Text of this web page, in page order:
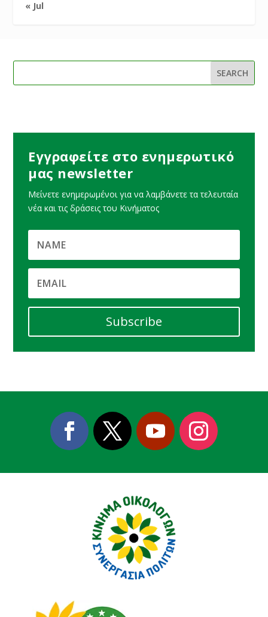
« Jul
Εγγραφείτε στο ενημερωτικό
μας newsletter
Μείνετε ενημερωμένοι για να λαμβάνετε τα τελευταία
νέα και τις δράσεις του Κινήματος
Subscribe